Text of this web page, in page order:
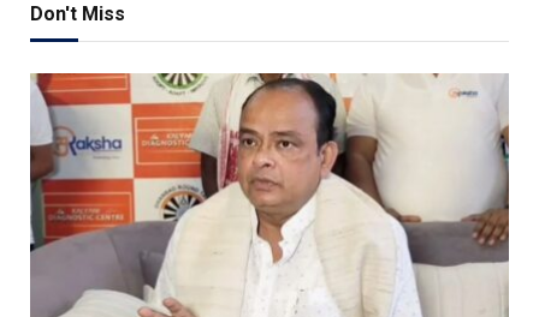
Don't Miss